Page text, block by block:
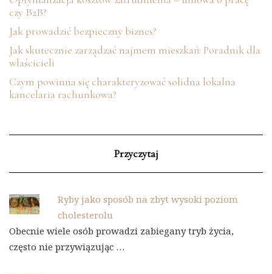
czy B2B?
Jak prowadzić bezpieczny biznes?
Jak skutecznie zarządzać najmem mieszkań: Poradnik dla
właścicieli
Czym powinna się charakteryzować solidna lokalna
kancelaria rachunkowa?
Przyczytaj
Ryby jako sposób na zbyt wysoki poziom
cholesterolu
Obecnie wiele osób prowadzi zabiegany tryb życia,
często nie przywiązując …